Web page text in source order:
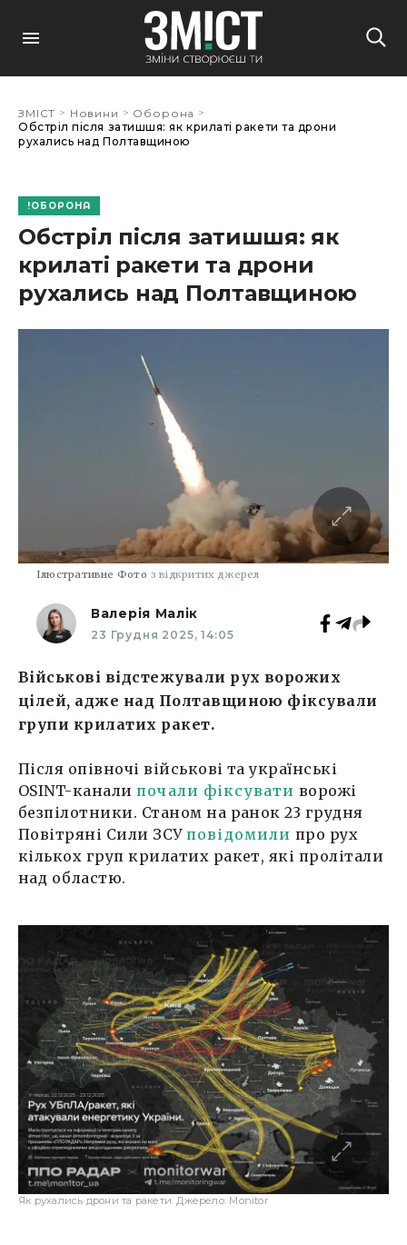
ЗМІСТ > Новини > Оборона >
Обстріл після затишшя: як крилаті ракети та дрони
рухались над Полтавщиною
ОБОРОНА
Обстріл після затишшя: як
крилаті ракети та дрони
рухались над Полтавщиною
Ілюстративне Фото з відкритих джерел
Валерія Малік
23 Грудня 2025, 14:05
Військові відстежували рух ворожих
цілей, адже над Полтавщиною фіксували
групи крилатих ракет.
Після опівночі військові та українські
OSINT-каналипочали фіксувати ворожі
безпілотники. Станом на ранок 23 грудня
Повітряні Сили ЗСУповідомили про рух
кількох груп крилатих ракет, які пролітали
над областю.
Як рухались дрони та ракети. Джерело: Monitor